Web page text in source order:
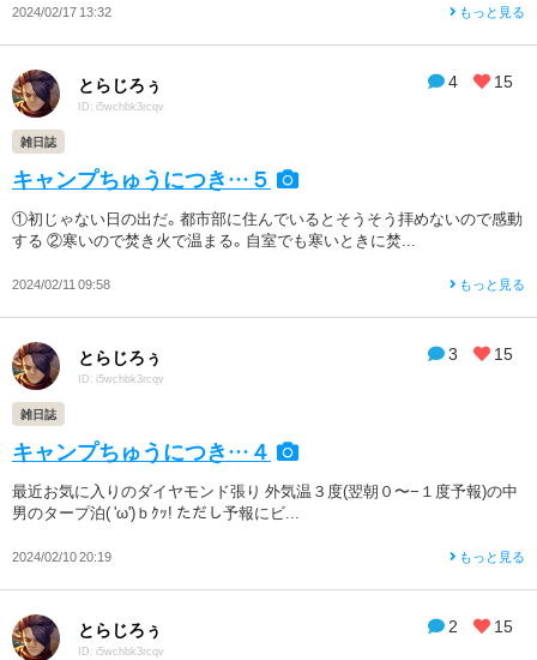
2024/02/17 13:32 もっと見る
4 15
とらじろぅ
ID: i5wchbk3rcqv
雑日誌
キャンプちゅうにつき…５
①初じゃない日の出だ。都市部に住んでいるとそうそう拝めないので感動
する ②寒いので焚き火で温まる。自室でも寒いときに焚...
2024/02/11 09:58 もっと見る
3 15
とらじろぅ
ID: i5wchbk3rcqv
雑日誌
キャンプちゅうにつき…４
最近お気に入りのダイヤモンド張り 外気温３度(翌朝０〜−１度予報)の中
男のタープ泊( 'ω')ｂｸｯ! ただし予報にビ...
2024/02/10 20:19 もっと見る
2 15
とらじろぅ
ID: i5wchbk3rcqv